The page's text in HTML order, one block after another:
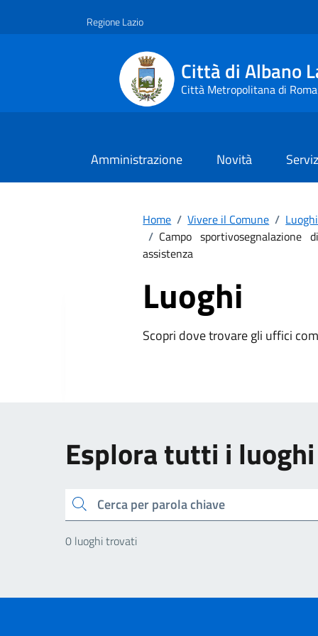
Regione Lazio
Città di Albano
Città Metropolitana di
Amministrazione Novità
Home / Vivere il Comune / Luoghi
/ Campo sportivosegnalazione
assistenza
Luoghi
Scopri dove trovare gli uffici
Esplora tutti i luoghi
Cerca
0 luoghi trovati